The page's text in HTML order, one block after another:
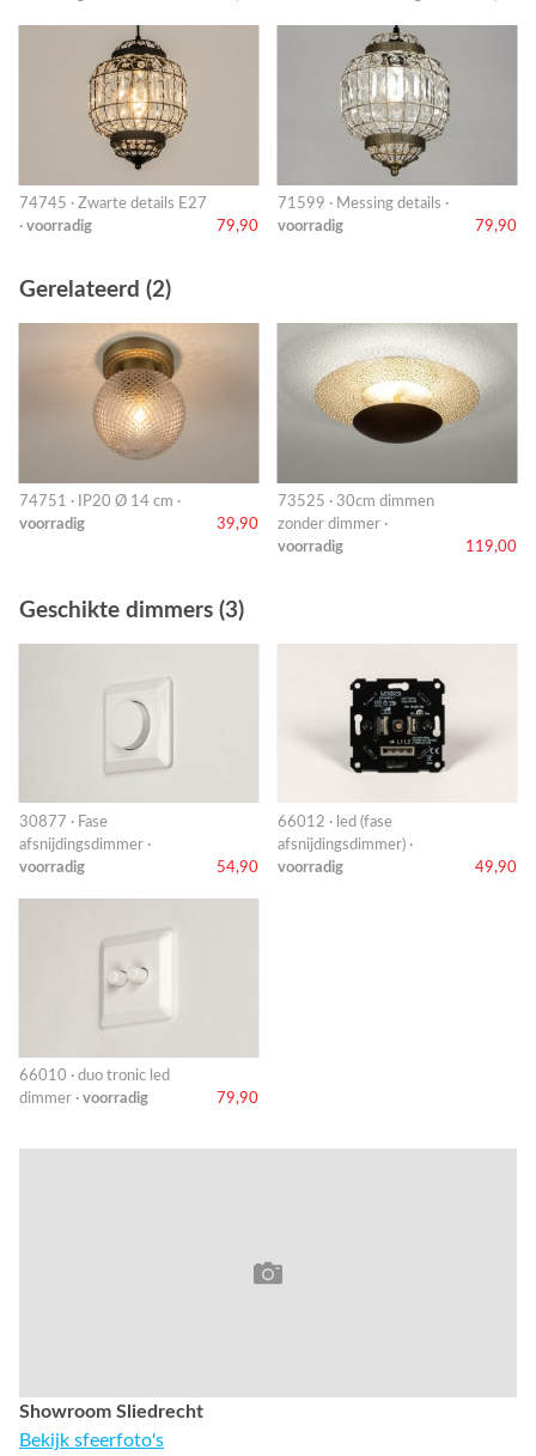
74745 · Zwarte details E27
· voorradig 79,90
71599 · Messing details ·
voorradig
79,90
Gerelateerd (2)
74751 · IP20 Ø 14 cm ·
voorradig
39,90
73525 · 30cm dimmen
zonder dimmer ·
voorradig
119,00
Geschikte dimmers (3)
30877 · Fase
afsnijdingsdimmer ·
voorradig
54,90
66012 · led (fase
afsnijdingsdimmer) ·
voorradig
49,90
66010 · duo tronic led
dimmer · voorradig 79,90
Showroom Sliedrecht
Bekijk sfeerfoto's